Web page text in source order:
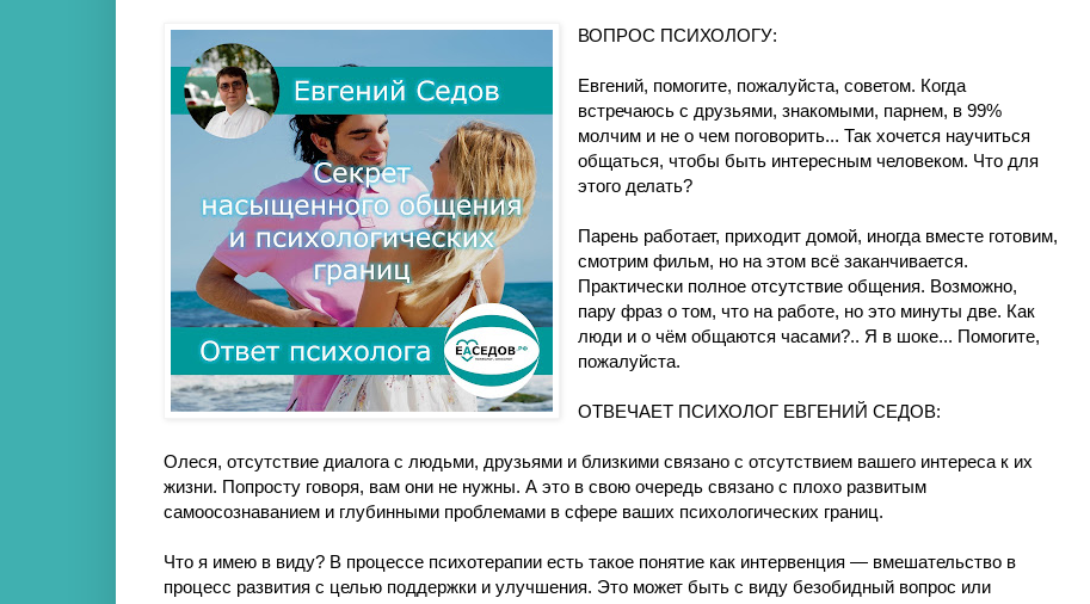
ВОПРОС ПСИХОЛОГУ:
Евгений, помогите, пожалуйста, советом. Когда
встречаюсь с друзьями, знакомыми, парнем, в 99%
молчим и не о чем поговорить... Так хочется научиться
общаться, чтобы быть интересным человеком. Что для
этого делать?
Парень работает, приходит домой, иногда вместе готовим,
смотрим фильм, но на этом всё заканчивается.
Практически полное отсутствие общения. Возможно,
пару фраз о том, что на работе, но это минуты две. Как
люди и о чём общаются часами?.. Я в шоке... Помогите,
пожалуйста.
ОТВЕЧАЕТ ПСИХОЛОГ ЕВГЕНИЙ СЕДОВ:
Олеся, отсутствие диалога с людьми, друзьями и близкими связано с отсутствием вашего интереса к их
жизни. Попросту говоря, вам они не нужны. А это в свою очередь связано с плохо развитым
самоосознаванием и глубинными проблемами в сфере ваших психологических границ.
Что я имею в виду? В процессе психотерапии есть такое понятие как интервенция — вмешательство в
процесс развития с целью поддержки и улучшения. Это может быть с виду безобидный вопрос или